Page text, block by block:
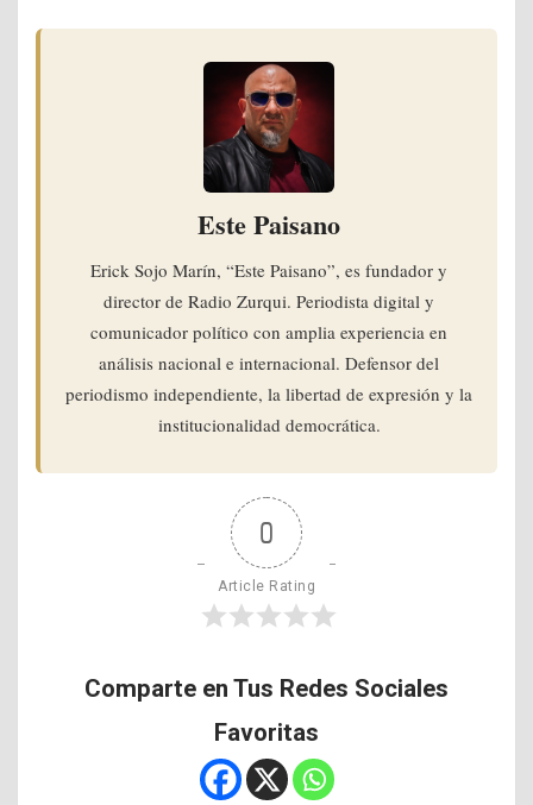
Este Paisano
Erick Sojo Marín, “Este Paisano”, es fundador y
director de Radio Zurqui. Periodista digital y
comunicador político con amplia experiencia en
análisis nacional e internacional. Defensor del
periodismo independiente, la libertad de expresión y la
institucionalidad democrática.
0
Article Rating
Comparte en Tus Redes Sociales
Favoritas